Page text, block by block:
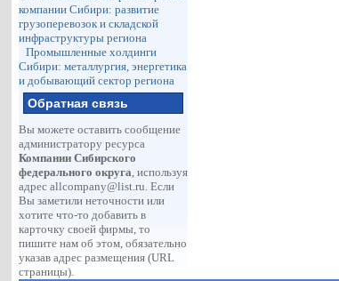
компании Сибири: развитие
грузоперевозок и складской
инфраструктуры региона
Промышленные холдинги
Сибири: металлургия, энергетика
и добывающий сектор региона
Обратная связь
Вы можете оставить сообщение
администратору ресурса
Компании Сибирского
федерального округа, используя
адресallcompany@list.ru. Если
Вы заметили неточности или
хотите что-то добавить в
карточку своей фирмы, то
пишите нам об этом, обязательно
указав адрес размещения (URL
страницы).